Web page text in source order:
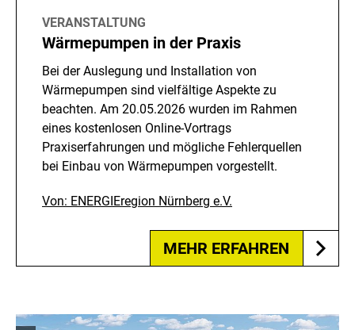
VERANSTALTUNG
Wärmepumpen in der Praxis
Bei der Auslegung und Installation von
Wärmepumpen sind vielfältige Aspekte zu
beachten. Am 20.05.2026 wurden im Rahmen
eines kostenlosen Online-Vortrags
Praxiserfahrungen und mögliche Fehlerquellen
bei Einbau von Wärmepumpen vorgestellt.
Von: ENERGIEregion Nürnberg e.V.
MEHR ERFAHREN